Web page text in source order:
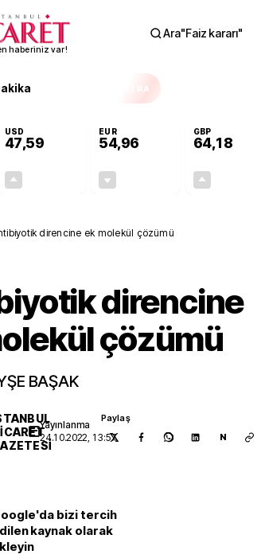
haberiniz var!
Ara"Faiz kararı"
EKSTRA
USD
47,59
EUR
54,96
GBP
64,18
direncine ek molekül çözümü
direncine
çözümü
BAŞAK
Yayınlanma
24.10.2022, 13:57
Paylaş
N
bizi tercih
kaynak olarak